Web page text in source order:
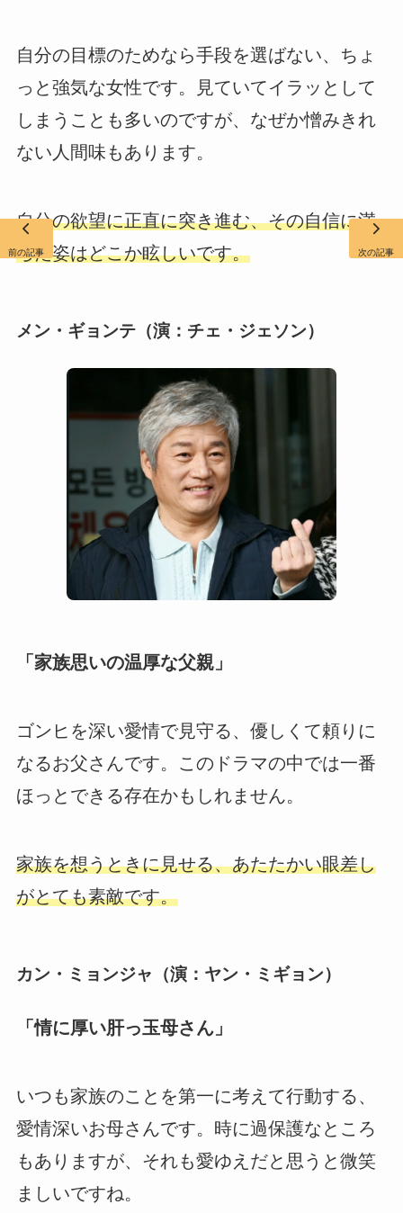
自分の目標のためなら手段を選ばない、ちょ
っと強気な女性です。見ていてイラッとして
しまうことも多いのですが、なぜか憎みきれ
ない人間味もあります。
自分の欲望に正直に突き進む、その自信に満
ちた姿はどこか眩しいです。
メン・ギョンテ（演：チェ・ジェソン）
「家族思いの温厚な父親」
ゴンヒを深い愛情で見守る、優しくて頼りに
なるお父さんです。このドラマの中では一番
ほっとできる存在かもしれません。
家族を想うときに見せる、あたたかい眼差し
がとても素敵です。
カン・ミョンジャ（演：ヤン・ミギョン）
「情に厚い肝っ玉母さん」
いつも家族のことを第一に考えて行動する、
愛情深いお母さんです。時に過保護なところ
もありますが、それも愛ゆえだと思うと微笑
ましいですね。
前の記事 次の記事